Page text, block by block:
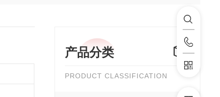
产品分类
PRODUCT CLASSIFICATION